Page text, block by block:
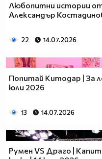
Любопитни истории
Александър
22 14.07.2026
Попитай Китодар | За
юли 2026
13 14.07.2026
Румен VS Драго |